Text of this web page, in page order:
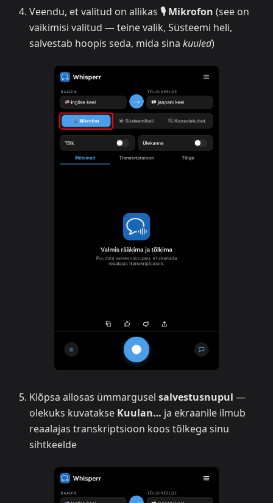
Veendu, et valitud on allikas 🎙️ Mikrofon (see on
vaikimisi valitud — teine valik, Süsteemi heli,
salvestab hoopis seda, mida sina kuuled)
Klõpsa allosas ümmargusel salvestusnupul —
olekuks kuvatakse Kuulan… ja ekraanile ilmub
reaalajas transkriptsioon koos tõlkega sinu
sihtkeelde